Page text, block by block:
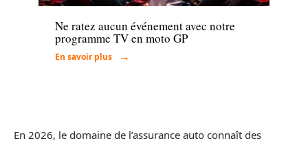
Ne ratez aucun événement avec notre
programme TV en moto GP
En savoir plus
En 2026, le domaine de l’assurance auto connaît des